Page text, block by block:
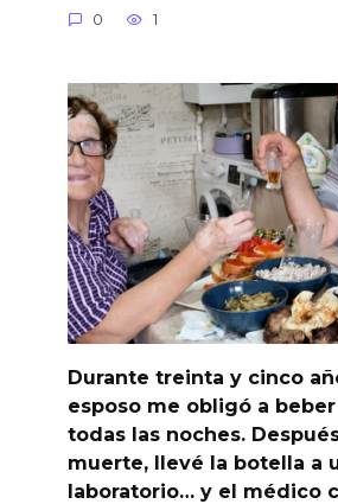
0 1
Durante treinta y cinco
esposo me obligó a
todas las noches.
muerte, llevé la botella a
laboratorio… y el médico